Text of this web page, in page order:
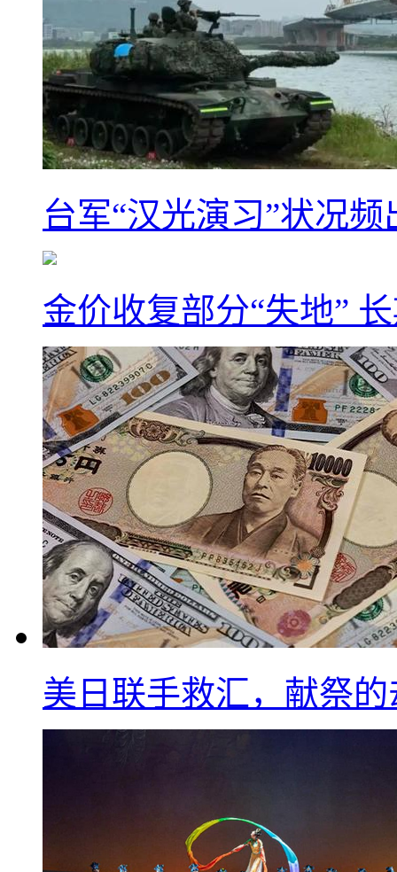
台军“汉光演习”状况
金价收复部分“失地”
美日联手救汇，献祭